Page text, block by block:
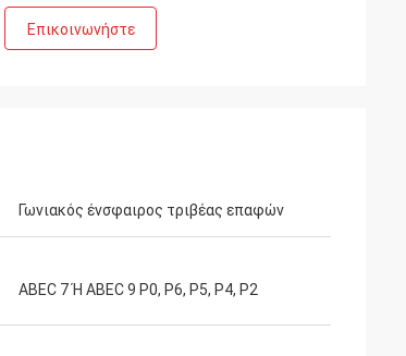
Επικοινωνήστε
Γωνιακός ένσφαιρος τριβέας επαφών
ABEC 7 Ή ABEC 9 P0, P6, P5, P4, P2